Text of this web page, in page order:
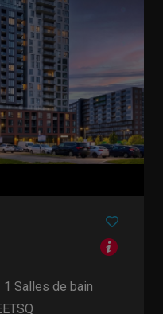
1 Salles de bain